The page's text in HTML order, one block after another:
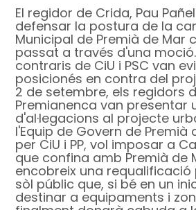
El regidor de Crida, Pau
defensar la postura de la
Municipal de Premià de Mar
passat a través d'una
contraris de CiU i PSC van
posicionés en contra del
2 de setembre, els regidors
Premianenca van presentar
d'al·legacions al projecte
l'Equip de Govern de Premià
per CiU i PP, vol imposar a
que confina amb Premià de
encobreix una
sòl públic que, si bé en un
destinar a equipaments i